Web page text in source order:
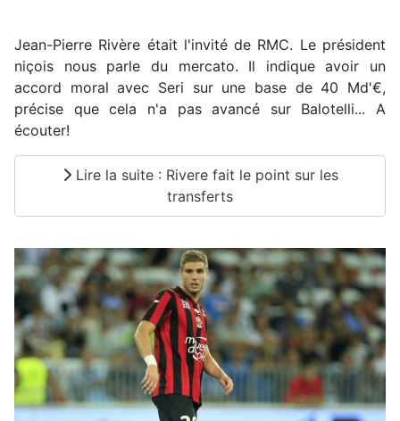
Jean-Pierre Rivère était l'invité de RMC. Le président
niçois nous parle du mercato. Il indique avoir un
accord moral avec Seri sur une base de 40 Md'€,
précise que cela n'a pas avancé sur Balotelli... A
écouter!
Lire la suite : Rivere fait le point sur les
transferts